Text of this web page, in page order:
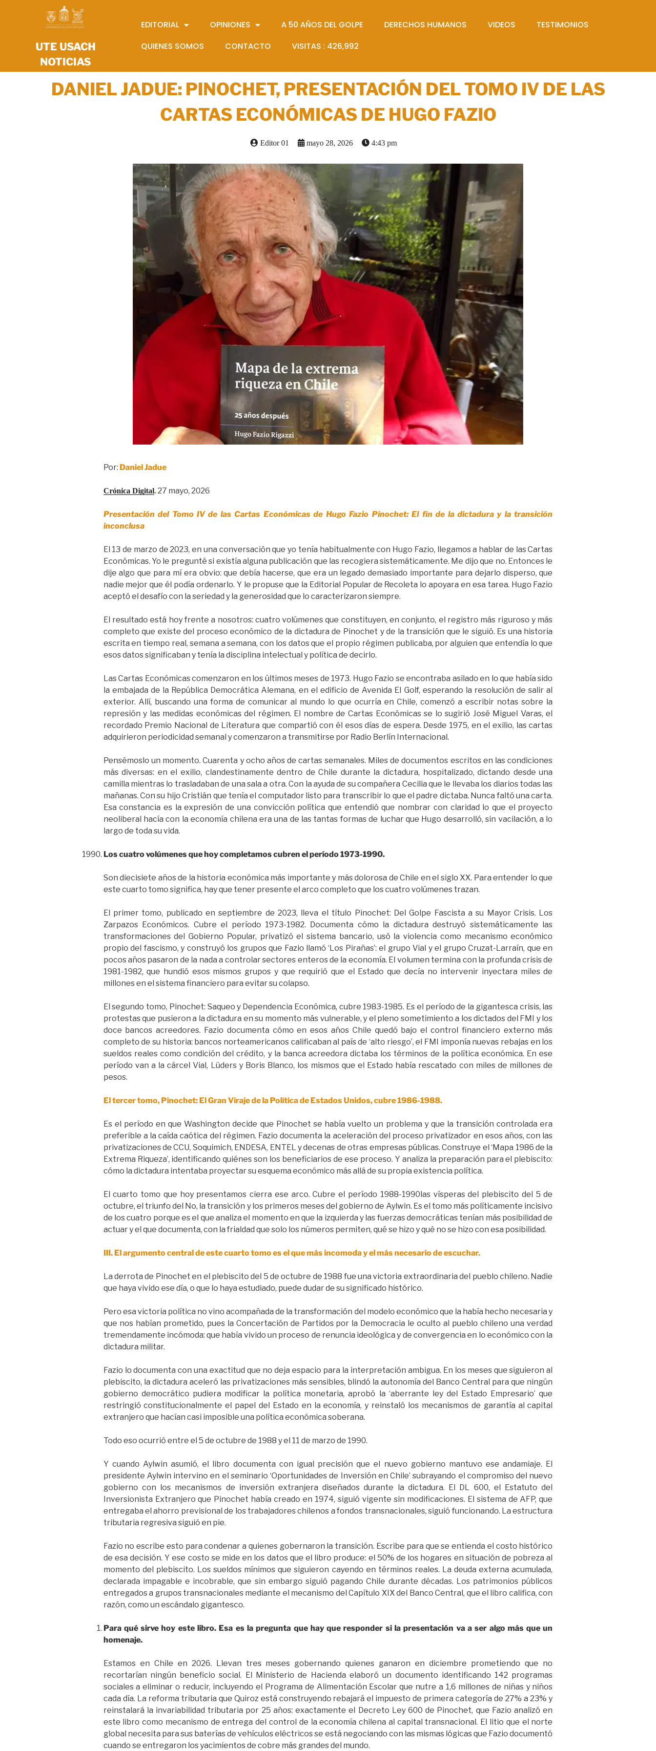
UTE USACH
NOTICIAS
EDITORIAL OPINIONES A 50 AÑOS DEL GOLPE DERECHOS HUMANOS VIDEOS
TESTIMONIOS
QUIENES SOMOS
CONTACTO VISITAS : 426,992
DANIEL JADUE: PINOCHET, PRESENTACIÓN DEL TOMO IV DE LAS
CARTAS ECONÓMICAS DE HUGO FAZIO
Editor 01 mayo 28, 2026 4:43 pm
Por: Daniel Jadue
Crónica Digital.27 mayo, 2026
Presentación del Tomo IV de las Cartas Económicas de Hugo Fazio Pinochet: El fin de la dictadura y la transición
inconclusa
El 13 de marzo de 2023, en una conversación que yo tenía habitualmente con Hugo Fazio, llegamos a hablar de las Cartas
Económicas. Yo le pregunté si existía alguna publicación que las recogiera sistemáticamente. Me dijo que no. Entonces le
dije algo que para mí era obvio: que debía hacerse, que era un legado demasiado importante para dejarlo disperso, que
nadie mejor que él podía ordenarlo. Y le propuse que la Editorial Popular de Recoleta lo apoyara en esa tarea. Hugo Fazio
aceptó el desafío con la seriedad y la generosidad que lo caracterizaron siempre.
El resultado está hoy frente a nosotros: cuatro volúmenes que constituyen, en conjunto, el registro más riguroso y más
completo que existe del proceso económico de la dictadura de Pinochet y de la transición que le siguió. Es una historia
escrita en tiempo real, semana a semana, con los datos que el propio régimen publicaba, por alguien que entendía lo que
esos datos significaban y tenía la disciplina intelectual y política de decirlo.
Las Cartas Económicas comenzaron en los últimos meses de 1973. Hugo Fazio se encontraba asilado en lo que había sido
la embajada de la República Democrática Alemana, en el edificio de Avenida El Golf, esperando la resolución de salir al
exterior. Allí, buscando una forma de comunicar al mundo lo que ocurría en Chile, comenzó a escribir notas sobre la
represión y las medidas económicas del régimen. El nombre de Cartas Económicas se lo sugirió José Miguel Varas, el
recordado Premio Nacional de Literatura que compartió con él esos días de espera. Desde 1975, en el exilio, las cartas
adquirieron periodicidad semanal y comenzaron a transmitirse por Radio Berlín Internacional.
Pensémoslo un momento. Cuarenta y ocho años de cartas semanales. Miles de documentos escritos en las condiciones
más diversas: en el exilio, clandestinamente dentro de Chile durante la dictadura, hospitalizado, dictando desde una
camilla mientras lo trasladaban de una sala a otra. Con la ayuda de su compañera Cecilia que le llevaba los diarios todas las
mañanas. Con su hijo Cristián que tenía el computador listo para transcribir lo que el padre dictaba. Nunca faltó una carta.
Esa constancia es la expresión de una convicción política que entendió que nombrar con claridad lo que el proyecto
neoliberal hacía con la economía chilena era una de las tantas formas de luchar que Hugo desarrolló, sin vacilación, a lo
largo de toda su vida.
Los cuatro volúmenes que hoy completamos cubren el período 1973-1990.
Son diecisiete años de la historia económica más importante y más dolorosa de Chile en el siglo XX. Para entender lo que
este cuarto tomo significa, hay que tener presente el arco completo que los cuatro volúmenes trazan.
El primer tomo, publicado en septiembre de 2023, lleva el título Pinochet: Del Golpe Fascista a su Mayor Crisis. Los
Zarpazos Económicos. Cubre el período 1973-1982. Documenta cómo la dictadura destruyó sistemáticamente las
transformaciones del Gobierno Popular, privatizó el sistema bancario, usó la violencia como mecanismo económico
propio del fascismo, y construyó los grupos que Fazio llamó ‘Los Pirañas’: el grupo Vial y el grupo Cruzat-Larraín, que en
pocos años pasaron de la nada a controlar sectores enteros de la economía. El volumen termina con la profunda crisis de
1981-1982, que hundió esos mismos grupos y que requirió que el Estado que decía no intervenir inyectara miles de
millones en el sistema financiero para evitar su colapso.
El segundo tomo, Pinochet: Saqueo y Dependencia Económica, cubre 1983-1985. Es el período de la gigantesca crisis, las
protestas que pusieron a la dictadura en su momento más vulnerable, y el pleno sometimiento a los dictados del FMI y los
doce bancos acreedores. Fazio documenta cómo en esos años Chile quedó bajo el control financiero externo más
completo de su historia: bancos norteamericanos calificaban al país de ‘alto riesgo’, el FMI imponía nuevas rebajas en los
sueldos reales como condición del crédito, y la banca acreedora dictaba los términos de la política económica. En ese
período van a la cárcel Vial, Lüders y Boris Blanco, los mismos que el Estado había rescatado con miles de millones de
pesos.
El tercer tomo, Pinochet: El Gran Viraje de la Política de Estados Unidos, cubre 1986-1988.
Es el período en que Washington decide que Pinochet se había vuelto un problema y que la transición controlada era
preferible a la caída caótica del régimen. Fazio documenta la aceleración del proceso privatizador en esos años, con las
privatizaciones de CCU, Soquimich, ENDESA, ENTEL y decenas de otras empresas públicas. Construye el ‘Mapa 1986 de la
Extrema Riqueza’, identificando quiénes son los beneficiarios de ese proceso. Y analiza la preparación para el plebiscito:
cómo la dictadura intentaba proyectar su esquema económico más allá de su propia existencia política.
El cuarto tomo que hoy presentamos cierra ese arco. Cubre el período 1988-1990las vísperas del plebiscito del 5 de
octubre, el triunfo del No, la transición y los primeros meses del gobierno de Aylwin. Es el tomo más políticamente incisivo
de los cuatro porque es el que analiza el momento en que la izquierda y las fuerzas democráticas tenían más posibilidad de
actuar y el que documenta, con la frialdad que solo los números permiten, qué se hizo y qué no se hizo con esa posibilidad.
III. El argumento central de este cuarto tomo es el que más incomoda y el más necesario de escuchar.
La derrota de Pinochet en el plebiscito del 5 de octubre de 1988 fue una victoria extraordinaria del pueblo chileno. Nadie
que haya vivido ese día, o que lo haya estudiado, puede dudar de su significado histórico.
Pero esa victoria política no vino acompañada de la transformación del modelo económico que la había hecho necesaria y
que nos habían prometido, pues la Concertación de Partidos por la Democracia le oculto al pueblo chileno una verdad
tremendamente incómoda: que había vivido un proceso de renuncia ideológica y de convergencia en lo económico con la
dictadura militar.
Fazio lo documenta con una exactitud que no deja espacio para la interpretación ambigua. En los meses que siguieron al
plebiscito, la dictadura aceleró las privatizaciones más sensibles, blindó la autonomía del Banco Central para que ningún
gobierno democrático pudiera modificar la política monetaria, aprobó la ‘aberrante ley del Estado Empresario’ que
restringió constitucionalmente el papel del Estado en la economía, y reinstaló los mecanismos de garantía al capital
extranjero que hacían casi imposible una política económica soberana.
Todo eso ocurrió entre el 5 de octubre de 1988 y el 11 de marzo de 1990.
Y cuando Aylwin asumió, el libro documenta con igual precisión que el nuevo gobierno mantuvo ese andamiaje. El
presidente Aylwin intervino en el seminario ‘Oportunidades de Inversión en Chile’ subrayando el compromiso del nuevo
gobierno con los mecanismos de inversión extranjera diseñados durante la dictadura. El DL 600, el Estatuto del
Inversionista Extranjero que Pinochet había creado en 1974, siguió vigente sin modificaciones. El sistema de AFP, que
entregaba el ahorro previsional de los trabajadores chilenos a fondos transnacionales, siguió funcionando. La estructura
tributaria regresiva siguió en pie.
Fazio no escribe esto para condenar a quienes gobernaron la transición. Escribe para que se entienda el costo histórico
de esa decisión. Y ese costo se mide en los datos que el libro produce: el 50% de los hogares en situación de pobreza al
momento del plebiscito. Los sueldos mínimos que siguieron cayendo en términos reales. La deuda externa acumulada,
declarada impagable e incobrable, que sin embargo siguió pagando Chile durante décadas. Los patrimonios públicos
entregados a grupos transnacionales mediante el mecanismo del Capítulo XIX del Banco Central, que el libro califica, con
razón, como un escándalo gigantesco.
Para qué sirve hoy este libro. Esa es la pregunta que hay que responder si la presentación va a ser algo más que un
homenaje.
Estamos en Chile en 2026. Llevan tres meses gobernando quienes ganaron en diciembre prometiendo que no
recortarían ningún beneficio social. El Ministerio de Hacienda elaboró un documento identificando 142 programas
sociales a eliminar o reducir, incluyendo el Programa de Alimentación Escolar que nutre a 1,6 millones de niñas y niños
cada día. La reforma tributaria que Quiroz está construyendo rebajará el impuesto de primera categoría de 27% a 23% y
reinstalará la invariabilidad tributaria por 25 años: exactamente el Decreto Ley 600 de Pinochet, que Fazio analizó en
este libro como mecanismo de entrega del control de la economía chilena al capital transnacional. El litio que el norte
global necesita para sus baterías de vehículos eléctricos se está negociando con las mismas lógicas que Fazio documentó
cuando se entregaron los yacimientos de cobre más grandes del mundo.